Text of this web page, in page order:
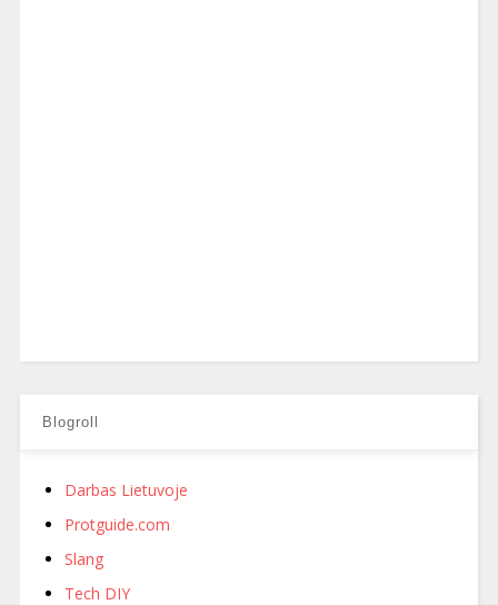
Blogroll
Darbas Lietuvoje
Protguide.com
Slang
Tech DIY